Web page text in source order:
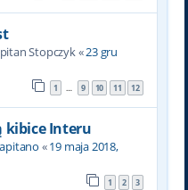
Stopczyk«23 gru
1 … 9 10 11 12
kibice Interu
«19 maja 2018,
1 2 3